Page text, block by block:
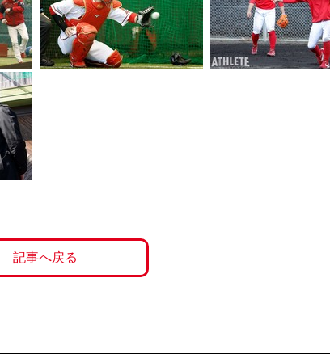
記事へ戻る